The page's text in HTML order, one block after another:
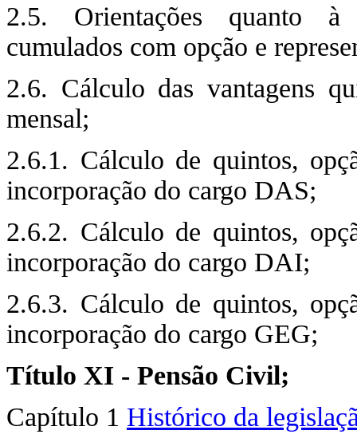
2.5. Orientações quanto à
cumulados com opção e
2.6. Cálculo das vantagens
mensal;
2.6.1. Cálculo de quintos,
incorporação do cargo DAS;
2.6.2. Cálculo de quintos,
incorporação do cargo DAI;
2.6.3. Cálculo de quintos,
incorporação do cargo GEG;
Título XI - Pensão Civil;
Capítulo 1 Histórico da